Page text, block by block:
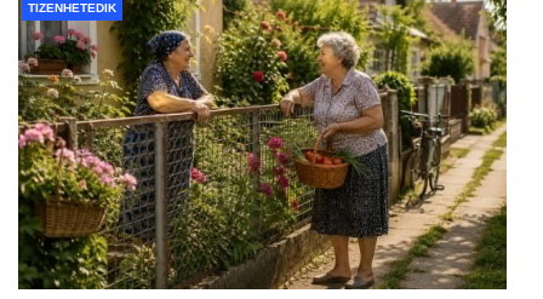
TIZENHETEDIK